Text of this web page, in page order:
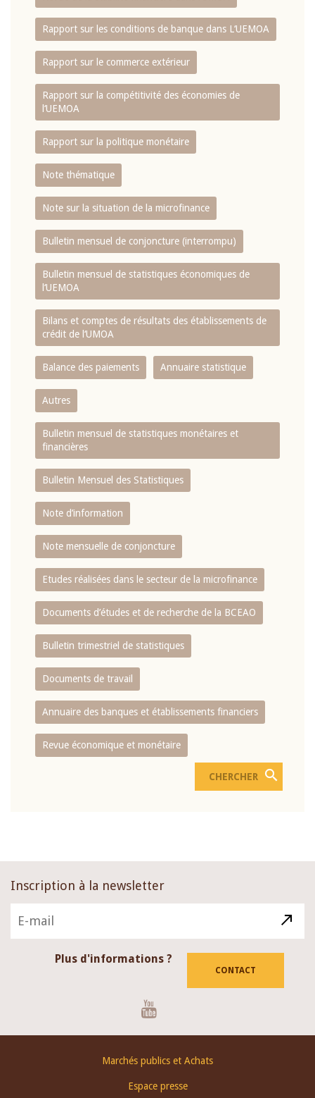
Rapport sur les conditions de banque dans L‘UEMOA
Rapport sur le commerce extérieur
Rapport sur la compétitivité des économies de
l‘UEMOA
Rapport sur la politique monétaire
Note thématique
Note sur la situation de la microfinance
Bulletin mensuel de conjoncture (interrompu)
Bulletin mensuel de statistiques économiques de
l‘UEMOA
Bilans et comptes de résultats des établissements de
crédit de l‘UMOA
Balance des paiements Annuaire statistique
Autres
Bulletin mensuel de statistiques monétaires et
financières
Bulletin Mensuel des Statistiques
Note d’information
Note mensuelle de conjoncture
Etudes réalisées dans le secteur de la microfinance
Documents d’études et de recherche de la BCEAO
Bulletin trimestriel de statistiques
Documents de travail
Annuaire des banques et établissements financiers
Revue économique et monétaire
Inscription à la newsletter
Plus d'informations ?
CONTACT
Marchés publics et Achats
Espace presse